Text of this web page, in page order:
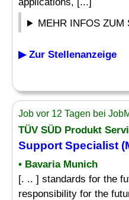
MEHR INFOS ZUM
▶ Zur Stellenanzeige
Job vor 12 Tagen bei
TÜV SÜD Produkt
Support Specialist
• Bavaria Munich
[. .. ] standards for the
responsibility for the